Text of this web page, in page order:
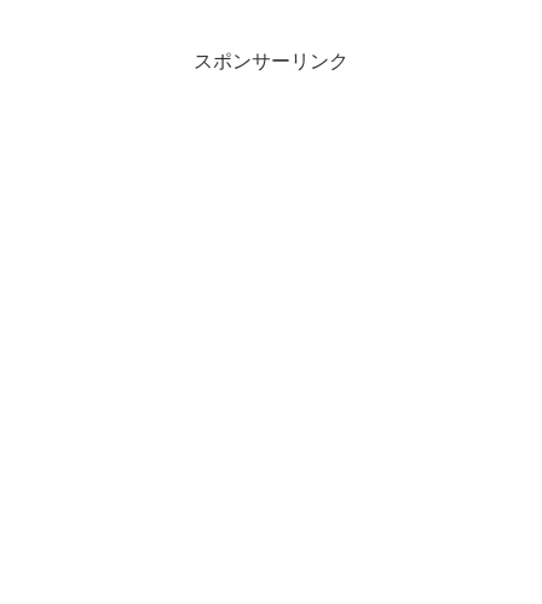
スポンサーリンク